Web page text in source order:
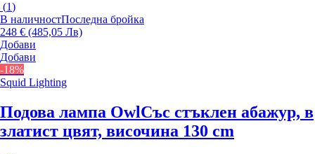
(1)
В наличностПоследна бройка
248 € (485,05 Лв)
Добави
Добави
-18%
Squid Lighting
Подова лампа OwlСъс стъклен абажур, в
златист цвят, височина 130 cm